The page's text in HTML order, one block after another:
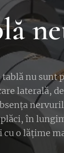
ă
tablă nu sunt
laterală,
în
cu o lățime